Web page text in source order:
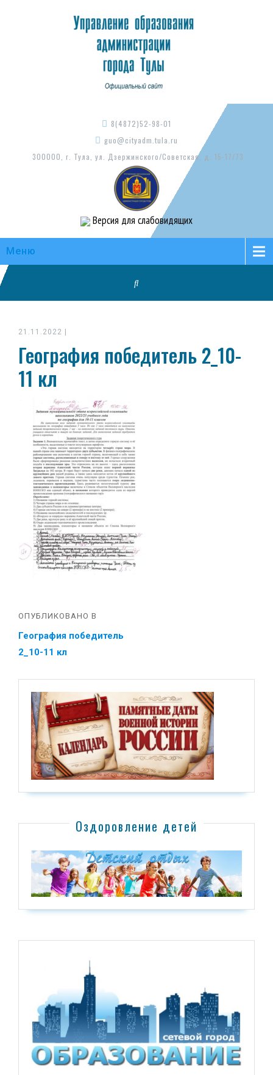
8(4872)52-98-01
guo@cityadm.tula.ru
300000, г. Тула, ул. Дзержинского/Советская, д. 15-17/73
Версия для слабовидящих
Меню
21.11.2022
География победитель 2_10-
11 кл
ОПУБЛИКОВАНО В
География победитель
2_10-11 кл
Оздоровление детей